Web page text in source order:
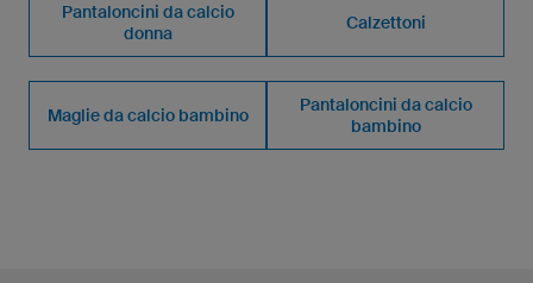
Pantaloncini da calcio
donna
Calzettoni
Maglie da calcio bambino
Pantaloncini da calcio
bambino